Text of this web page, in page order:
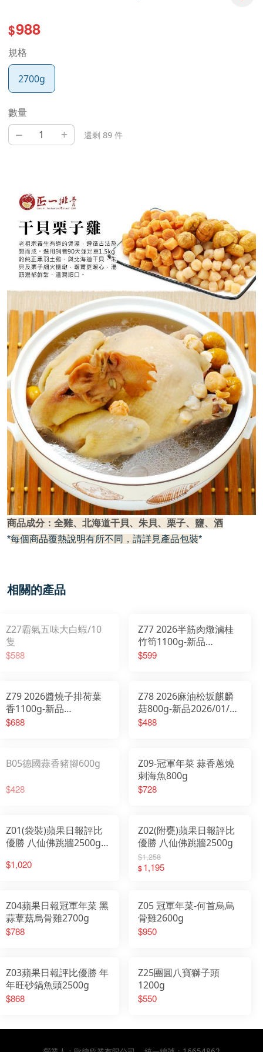
$988
規格
2700g
數量
– + 還剩 89 件
商品成分：全雞、北海道干貝、朱貝、栗子、鹽、酒
*每個商品覆熱說明有所不同，請詳見產品包裝*
相關的產品
Z27霸氣五味大白蝦/10
隻
$588
Z77 2026半筋肉燉滷桂
竹筍1100g-新品
2026/01/20開始出貨
$599
Z79 2026醬燒子排荷葉
香1100g-新品
2026/01/20開始出貨
$688
Z78 2026麻油松坂麒麟
菇800g-新品2026/01/20
開始出貨
$488
B05德國蒜香豬腳600g
$428
Z09-冠軍年菜 蒜香蔥燒
刺海魚800g
$728
Z01(袋裝)蘋果日報評比
優勝 八仙佛跳牆2500g-
$1,020
Z02(附甕)蘋果日報評比
優勝 八仙佛跳牆2500g
$1,258
$1,195
Z04蘋果日報冠軍年菜 黑
蒜蕈菇烏骨雞2700g
$788
Z05 冠軍年菜-何首烏烏
骨雞2600g
$950
Z03蘋果日報評比優勝 年
年旺砂鍋魚頭2500g
$868
Z25團圓八寶獅子頭
1200g
$550